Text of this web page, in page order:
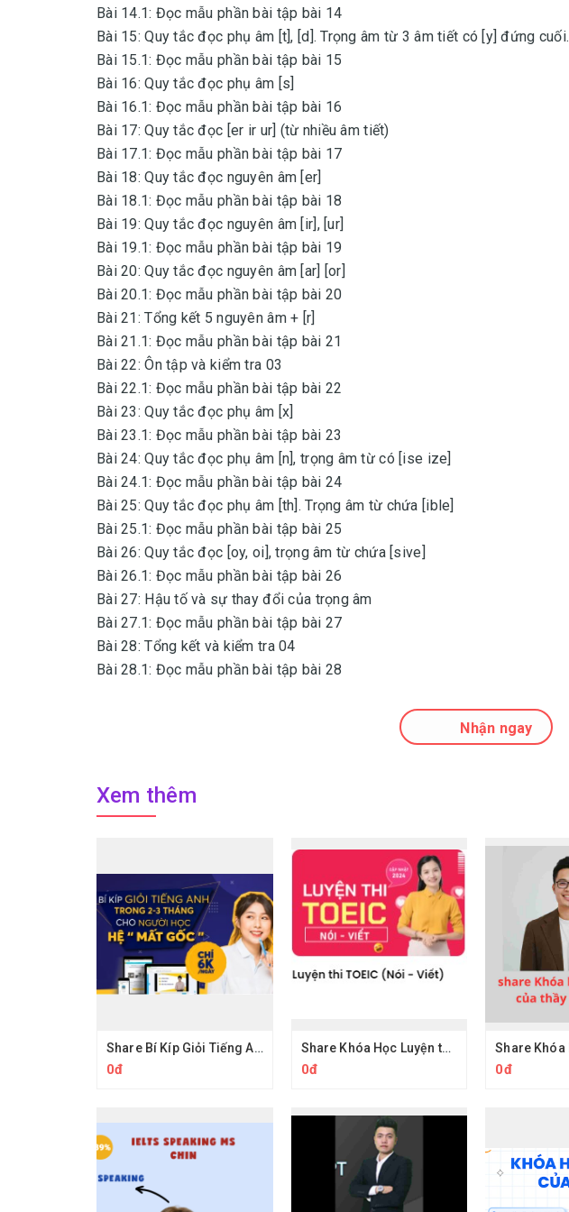
Bài 14.1: Đọc mẫu phần bài tập bài 14
Bài 15: Quy tắc đọc phụ âm [t], [d]. Trọng âm từ 3 âm tiết có [y] đứng cuối.
Bài 15.1: Đọc mẫu phần bài tập bài 15
Bài 16: Quy tắc đọc phụ âm [s]
Bài 16.1: Đọc mẫu phần bài tập bài 16
Bài 17: Quy tắc đọc [er ir ur] (từ nhiều âm tiết)
Bài 17.1: Đọc mẫu phần bài tập bài 17
Bài 18: Quy tắc đọc nguyên âm [er]
Bài 18.1: Đọc mẫu phần bài tập bài 18
Bài 19: Quy tắc đọc nguyên âm [ir], [ur]
Bài 19.1: Đọc mẫu phần bài tập bài 19
Bài 20: Quy tắc đọc nguyên âm [ar] [or]
Bài 20.1: Đọc mẫu phần bài tập bài 20
Bài 21: Tổng kết 5 nguyên âm + [r]
Bài 21.1: Đọc mẫu phần bài tập bài 21
Bài 22: Ôn tập và kiểm tra 03
Bài 22.1: Đọc mẫu phần bài tập bài 22
Bài 23: Quy tắc đọc phụ âm [x]
Bài 23.1: Đọc mẫu phần bài tập bài 23
Bài 24: Quy tắc đọc phụ âm [n], trọng âm từ có [ise ize]
Bài 24.1: Đọc mẫu phần bài tập bài 24
Bài 25: Quy tắc đọc phụ âm [th]. Trọng âm từ chứa [ible]
Bài 25.1: Đọc mẫu phần bài tập bài 25
Bài 26: Quy tắc đọc [oy, oi], trọng âm từ chứa [sive]
Bài 26.1: Đọc mẫu phần bài tập bài 26
Bài 27: Hậu tố và sự thay đổi của trọng âm
Bài 27.1: Đọc mẫu phần bài tập bài 27
Bài 28: Tổng kết và kiểm tra 04
Bài 28.1: Đọc mẫu phần bài tập bài 28
Nhận ngay
Xem thêm
Share Bí Kíp Giỏi Tiếng Anh Trong 3 Tháng Cho Người Học Hệ Mất Gốc
0đ
Share Khóa Học Luyện thi TOEIC Nói Viết Cô Mai Phương
0đ 0đ